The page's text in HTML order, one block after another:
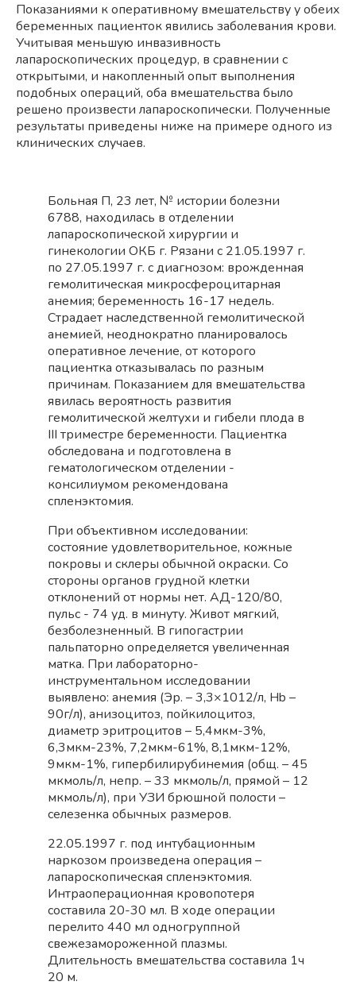
Показаниями к оперативному вмешательству у обеих
беременных пациенток явились заболевания крови.
Учитывая меньшую инвазивность
лапароскопических процедур, в сравнении с
открытыми, и накопленный опыт выполнения
подобных операций, оба вмешательства было
решено произвести лапароскопически. Полученные
результаты приведены ниже на примере одного из
клинических случаев.
Больная П, 23 лет, № истории болезни
6788, находилась в отделении
лапароскопической хирургии и
гинекологии ОКБ г. Рязани с 21.05.1997 г.
по 27.05.1997 г. с диагнозом: врожденная
гемолитическая микросфероцитарная
анемия; беременность 16-17 недель.
Страдает наследственной гемолитической
анемией, неоднократно планировалось
оперативное лечение, от которого
пациентка отказывалась по разным
причинам. Показанием для вмешательства
явилась вероятность развития
гемолитической желтухи и гибели плода в
III триместре беременности. Пациентка
обследована и подготовлена в
гематологическом отделении -
консилиумом рекомендована
спленэктомия.
При объективном исследовании:
состояние удовлетворительное, кожные
покровы и склеры обычной окраски. Со
стороны органов грудной клетки
отклонений от нормы нет. АД-120/80,
пульс - 74 уд. в минуту. Живот мягкий,
безболезненный. В гипогастрии
пальпаторно определяется увеличенная
матка. При лабораторно-
инструментальном исследовании
выявлено: анемия (Эр. – 3,3×1012/л, Hb –
90г/л), анизоцитоз, пойкилоцитоз,
диаметр эритроцитов – 5,4мкм-3%,
6,3мкм-23%, 7,2мкм-61%, 8,1мкм-12%,
9мкм-1%, гипербилирубинемия (общ. – 45
мкмоль/л, непр. – 33 мкмоль/л, прямой – 12
мкмоль/л), при УЗИ брюшной полости –
селезенка обычных размеров.
22.05.1997 г. под интубационным
наркозом произведена операция –
лапароскопическая спленэктомия.
Интраоперационная кровопотеря
составила 20-30 мл. В ходе операции
перелито 440 мл одногруппной
свежезамороженной плазмы.
Длительность вмешательства составила 1ч
20 м.